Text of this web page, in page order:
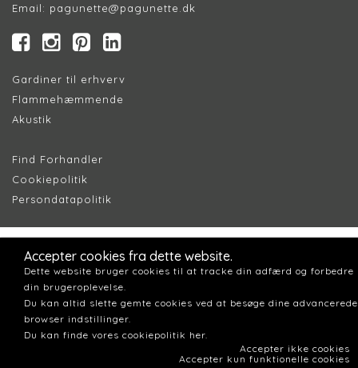
Email: pagunette@pagunette.dk
Gardiner til erhverv
Flammehæmmende
Akustik
Find Forhandler
Cookiepolitik
Persondatapolitik
Accepter cookies fra dette website.
Dette website bruger cookies til at tracke din adfærd og forbedre
din brugeroplevelse.
Du kan altid slette gemte cookies ved at besøge dine advancerede
browser indstillinger.
Du kan finde vores cookiepolitik her.
Accepter ikke cookies
Accepter kun funktionelle cookies